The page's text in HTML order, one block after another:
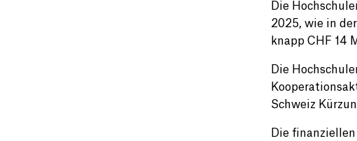
Die
2025, wie in
knapp CHF 14
Die
Schweiz
Die